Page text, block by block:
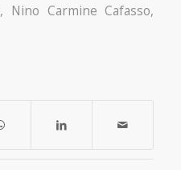
, Nino Carmine Cafasso,